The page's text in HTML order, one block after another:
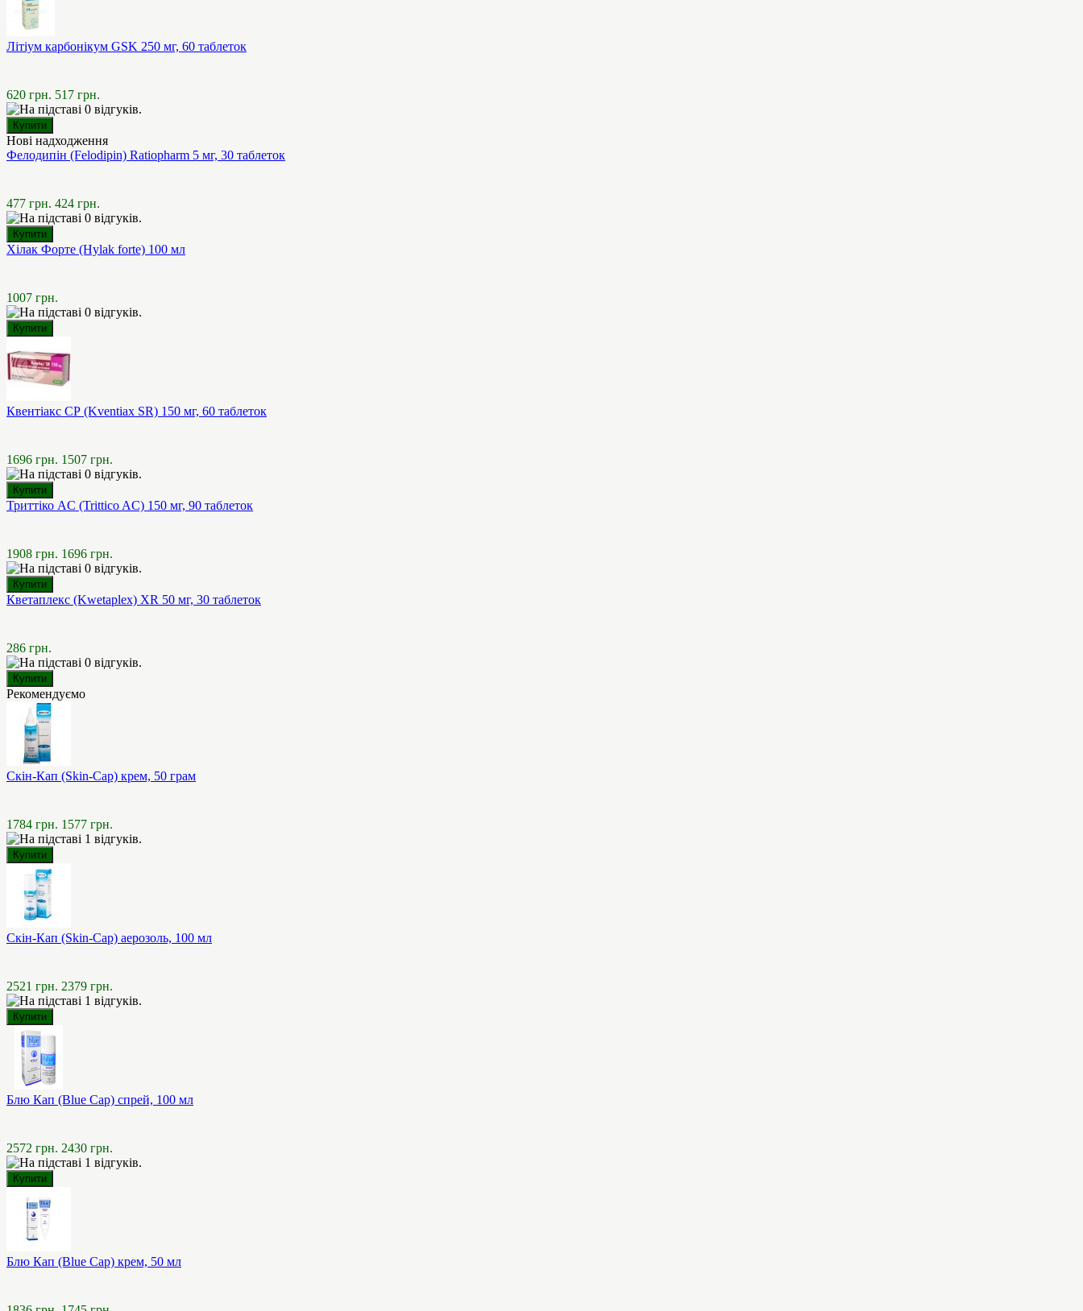
Літіум карбонікум GSK 250 мг, 60 таблеток
620 грн. 517 грн.
Нові надходження
Фелодипін (Felodipin) Ratiopharm 5 мг, 30 таблеток
477 грн. 424 грн.
Хілак Форте (Hylak forte) 100 мл
1007 грн.
Квентіакс СР (Kventiax SR) 150 мг, 60 таблеток
1696 грн. 1507 грн.
Триттіко AC (Trittico AC) 150 мг, 90 таблеток
1908 грн. 1696 грн.
Кветаплекс (Kwetaplex) XR 50 мг, 30 таблеток
286 грн.
Рекомендуємо
Скін-Кап (Skin-Cap) крем, 50 грам
1784 грн. 1577 грн.
Скін-Кап (Skin-Cap) аерозоль, 100 мл
2521 грн. 2379 грн.
Блю Кап (Blue Cap) спрей, 100 мл
2572 грн. 2430 грн.
Блю Кап (Blue Cap) крем, 50 мл